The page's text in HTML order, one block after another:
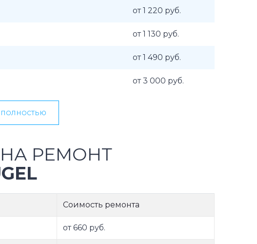
от 1 220 руб.
от 1 130 руб.
от 1 490 руб.
от 3 000 руб.
полностью
РЕМОНТ
Соимость ремонта
от 660 руб.